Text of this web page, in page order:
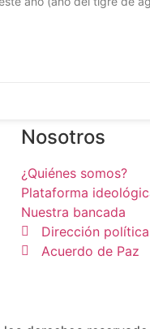
Nosotros
¿Quiénes somos?
Plataforma
Nuestra bancada
Dirección política
Acuerdo de Paz